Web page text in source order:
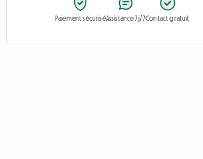
Paiement sécuriséAssistance 7j/7Contact gratuit